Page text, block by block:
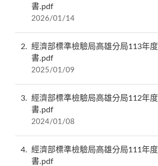
書.pdf
2026/01/14
2
經濟部標準檢驗局高雄分局113年
書.pdf
2025/01/09
3
經濟部標準檢驗局高雄分局112年
書.pdf
2024/01/08
4
經濟部標準檢驗局高雄分局111年
書.pdf